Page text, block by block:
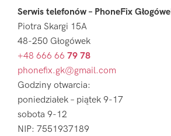
Serwis telefonów – PhoneFix
Piotra Skargi 15A
48-250 Głogówek
+48 666 66 79 78
phonefix.gk@gmail.com
Godziny otwarcia:
poniedziałek – piątek 9-17
sobota 9-12
NIP: 7551937189